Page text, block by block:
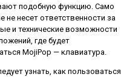
подобную функцию. Само
не несет ответственности за
и технические возможности
где будет
MojiPop — клавиатура.
узнать, как пользоваться